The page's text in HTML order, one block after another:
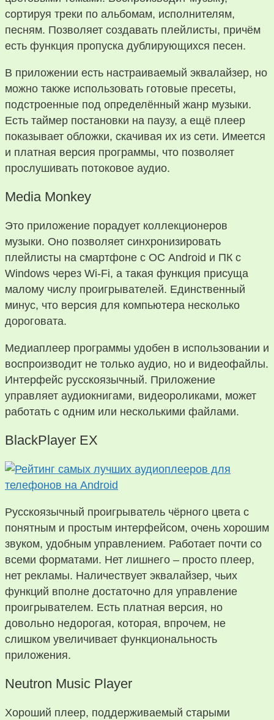
сортируя треки по альбомам, исполнителям,
песням. Позволяет создавать плейлисты, причём
есть функция пропуска дублирующихся песен.
В приложении есть настраиваемый эквалайзер, но
можно также использовать готовые пресеты,
подстроенные под определённый жанр музыки.
Есть таймер постановки на паузу, а ещё плеер
показывает обложки, скачивая их из сети. Имеется
и платная версия программы, что позволяет
прослушивать потоковое аудио.
Media Monkey
Это приложение порадует коллекционеров
музыки. Оно позволяет синхронизировать
плейлисты на смартфоне с ОС Android и ПК с
Windows через Wi-Fi, а такая функция присуща
малому числу проигрывателей. Единственный
минус, что версия для компьютера несколько
дороговата.
Медиаплеер программы удобен в использовании и
воспроизводит не только аудио, но и видеофайлы.
Интерфейс русскоязычный. Приложение
управляет аудиокнигами, видеороликами, может
работать с одним или несколькими файлами.
BlackPlayer EX
Русскоязычный проигрыватель чёрного цвета с
понятным и простым интерфейсом, очень хорошим
звуком, удобным управлением. Работает почти со
всеми форматами. Нет лишнего – просто плеер,
нет рекламы. Наличествует эквалайзер, чьих
функций вполне достаточно для управление
проигрывателем. Есть платная версия, но
довольно недорогая, которая, впрочем, не
слишком увеличивает функциональность
приложения.
Neutron Music Player
Хороший плеер, поддерживаемый старыми